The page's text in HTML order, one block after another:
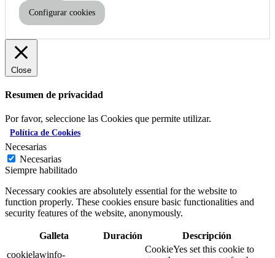
Configurar cookies
Close
Resumen de privacidad
Por favor, seleccione las Cookies que permite utilizar.
Política de Cookies
Necesarias
Necesarias
Siempre habilitado
Necessary cookies are absolutely essential for the website to
function properly. These cookies ensure basic functionalities and
security features of the website, anonymously.
Galleta Duración
Descripción
cookielawinfo-
CookieYes set this cookie to